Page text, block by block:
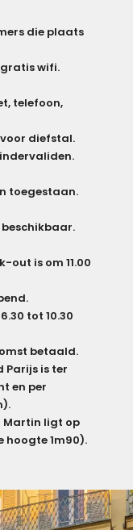
die plaats
wifi.
telefoon,
diefstal.
toegestaan.
beschikbaar.
out is om 11.00
tot 10.30
betaald.
Parijs is ter
en per
Martin ligt op
hoogte 1m90).